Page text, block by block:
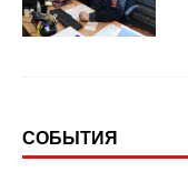
СОБЫТИЯ